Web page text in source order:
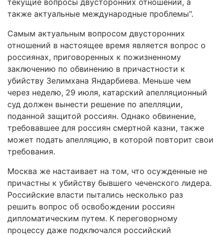
текущие вопросы двусторонних отношений, а
также актуальные международные проблемы".
Самым актуальным вопросом двусторонних
отношений в настоящее время является вопрос о
россиянах, приговоренных к пожизненному
заключению по обвинению в причастности к
убийству Зелимхана Яндарбиева. Меньше чем
через неделю, 29 июля, катарский апелляционный
суд должен вынести решение по апелляции,
поданной защитой россиян. Однако обвинение,
требовавшее для россиян смертной казни, также
может подать апелляцию, в которой повторит свои
требования.
Москва же настаивает на том, что осужденные не
причастны к убийству бывшего чеченского лидера.
Российские власти пытались несколько раз
решить вопрос об освобождении россиян
дипломатическим путем. К переговорному
процессу даже подключался российский